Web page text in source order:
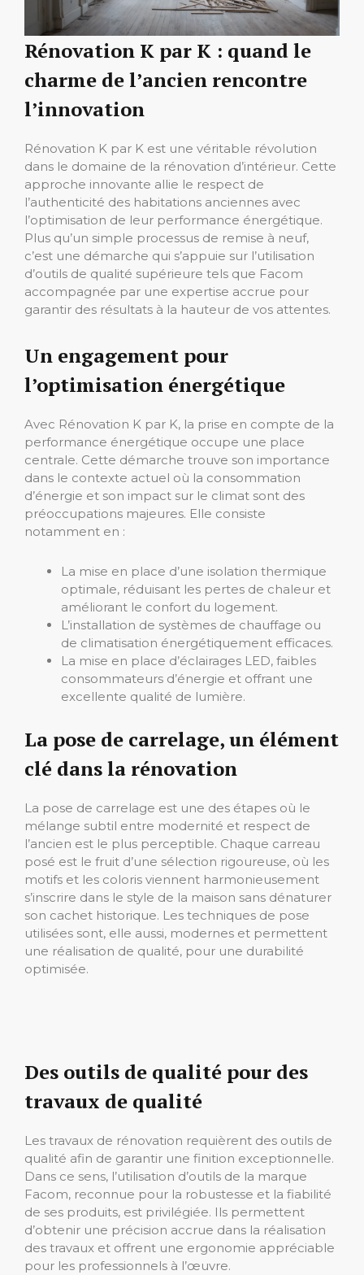
Rénovation K par K : quand le
charme de l’ancien rencontre
l’innovation
Rénovation K par K est une véritable révolution
dans le domaine de la rénovation d’intérieur. Cette
approche innovante allie le respect de
l’authenticité des habitations anciennes avec
l’optimisation de leur performance énergétique.
Plus qu’un simple processus de remise à neuf,
c’est une démarche qui s’appuie sur l’utilisation
d’outils de qualité supérieure tels que Facom
accompagnée par une expertise accrue pour
garantir des résultats à la hauteur de vos attentes.
Un engagement pour
l’optimisation énergétique
Avec Rénovation K par K, la prise en compte de la
performance énergétique occupe une place
centrale. Cette démarche trouve son importance
dans le contexte actuel où la consommation
d’énergie et son impact sur le climat sont des
préoccupations majeures. Elle consiste
notamment en :
La mise en place d’une isolation thermique
optimale, réduisant les pertes de chaleur et
améliorant le confort du logement.
L’installation de systèmes de chauffage ou
de climatisation énergétiquement efficaces.
La mise en place d’éclairages LED, faibles
consommateurs d’énergie et offrant une
excellente qualité de lumière.
La pose de carrelage, un élément
clé dans la rénovation
La pose de carrelage est une des étapes où le
mélange subtil entre modernité et respect de
l’ancien est le plus perceptible. Chaque carreau
posé est le fruit d’une sélection rigoureuse, où les
motifs et les coloris viennent harmonieusement
s’inscrire dans le style de la maison sans dénaturer
son cachet historique. Les techniques de pose
utilisées sont, elle aussi, modernes et permettent
une réalisation de qualité, pour une durabilité
optimisée.
Des outils de qualité pour des
travaux de qualité
Les travaux de rénovation requièrent des outils de
qualité afin de garantir une finition exceptionnelle.
Dans ce sens, l’utilisation d’outils de la marque
Facom, reconnue pour la robustesse et la fiabilité
de ses produits, est privilégiée. Ils permettent
d’obtenir une précision accrue dans la réalisation
des travaux et offrent une ergonomie appréciable
pour les professionnels à l’œuvre.